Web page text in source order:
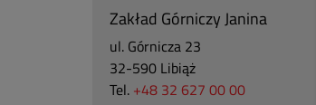
Zakład Górniczy Janina
ul. Górnicza 23
32-590 Libiąż
Tel. +48 32 627 00 00